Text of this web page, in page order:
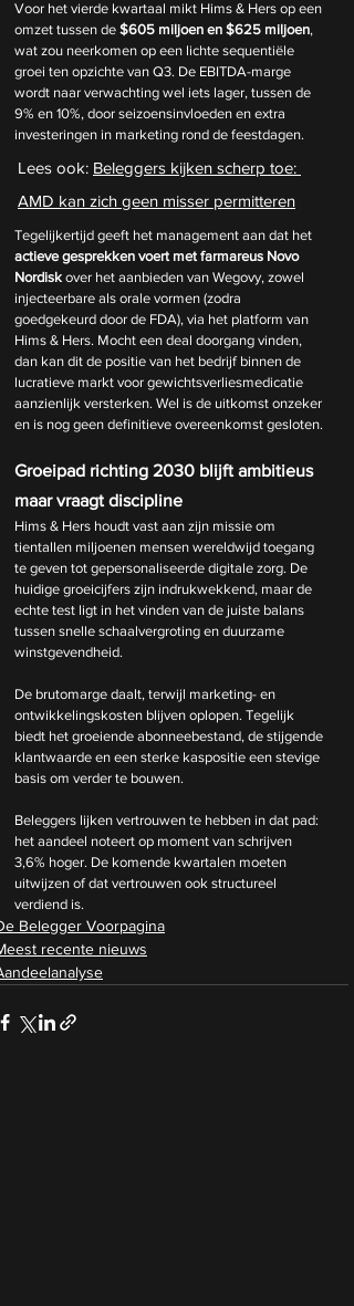
Voor het vierde kwartaal mikt Hims & Hers op een
omzet tussen de $605 miljoen en $625 miljoen,
wat zou neerkomen op een lichte sequentiële
groei ten opzichte van Q3. De EBITDA-marge
wordt naar verwachting wel iets lager, tussen de
9% en 10%, door seizoensinvloeden en extra
investeringen in marketing rond de feestdagen.
Lees ook: Beleggers kijken scherp toe:
AMD kan zich geen misser permitteren
Tegelijkertijd geeft het management aan dat het
actieve gesprekken voert met farmareus Novo
Nordisk over het aanbieden van Wegovy, zowel
injecteerbare als orale vormen (zodra
goedgekeurd door de FDA), via het platform van
Hims & Hers. Mocht een deal doorgang vinden,
dan kan dit de positie van het bedrijf binnen de
lucratieve markt voor gewichtsverliesmedicatie
aanzienlijk versterken. Wel is de uitkomst onzeker
en is nog geen definitieve overeenkomst gesloten.
Groeipad richting 2030 blijft ambitieus
maar vraagt discipline
Hims & Hers houdt vast aan zijn missie om
tientallen miljoenen mensen wereldwijd toegang
te geven tot gepersonaliseerde digitale zorg. De
huidige groeicijfers zijn indrukwekkend, maar de
echte test ligt in het vinden van de juiste balans
tussen snelle schaalvergroting en duurzame
winstgevendheid.
De brutomarge daalt, terwijl marketing- en
ontwikkelingskosten blijven oplopen. Tegelijk
biedt het groeiende abonneebestand, de stijgende
klantwaarde en een sterke kaspositie een stevige
basis om verder te bouwen.
Beleggers lijken vertrouwen te hebben in dat pad:
het aandeel noteert op moment van schrijven
3,6% hoger. De komende kwartalen moeten
uitwijzen of dat vertrouwen ook structureel
verdiend is.
Belegger Voorpagina
recente nieuws